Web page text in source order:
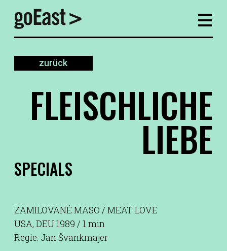
zurück
FLEISCHLICHE
LIEBE
SPECIALS
ZAMILOVANÉ MASO / MEAT LOVE
USA, DEU 1989 / 1 min
Regie: Jan Švankmajer